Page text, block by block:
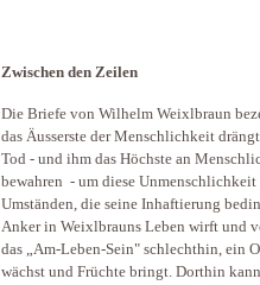
Zwischen den
Die Briefe von Wilhelm Weixlbraun
das Äusserste der Menschlichkeit
Tod - und ihm das Höchste an
bewahren - um diese
Umständen, die seine Inhaftierung
Anker in Weixlbrauns Leben wirft und
das „Am-Leben-Sein" schlechthin, ein
wächst und Früchte bringt. Dorthin